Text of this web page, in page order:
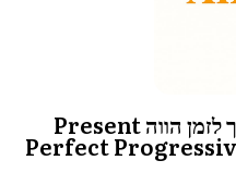
שימוש במבנה מושלם מתמשך לזמן הווה Present
Perfect